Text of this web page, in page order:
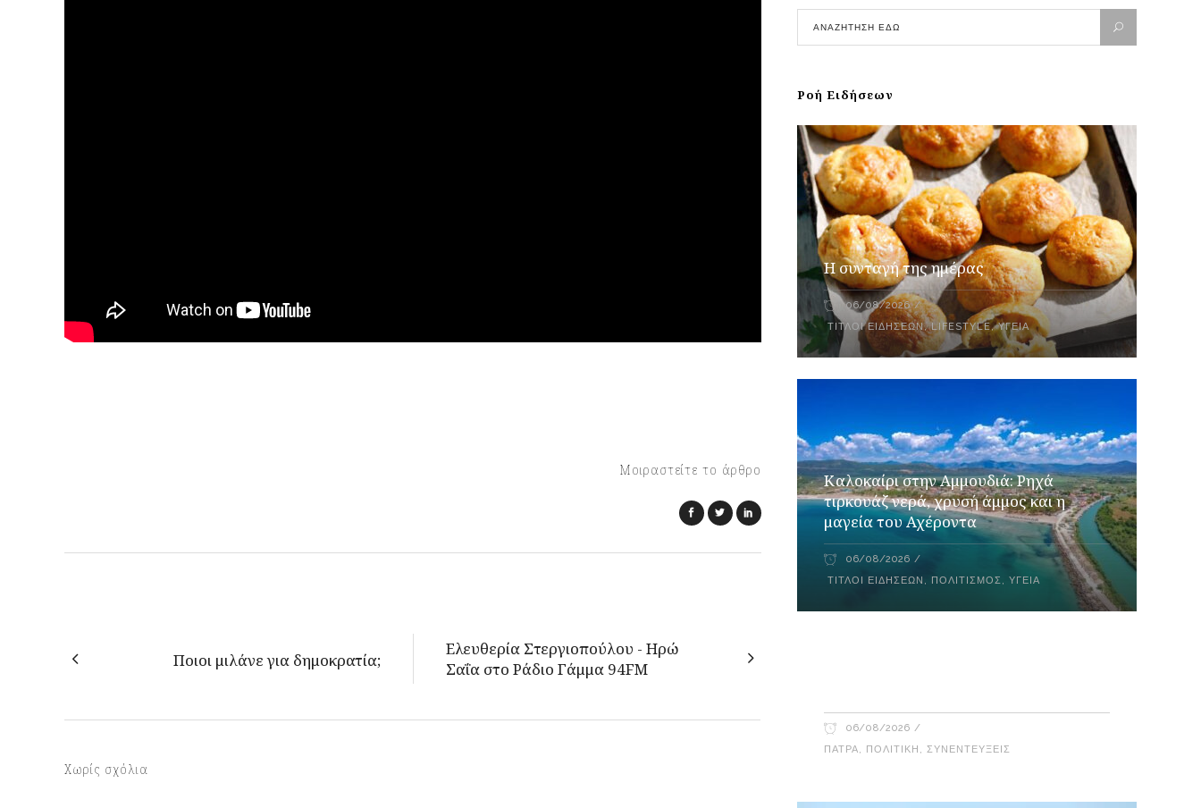
Μοιραστείτε το άρθρο
Ποιοι μιλάνε για δημοκρατία;
Ελευθερία Στεργιοπούλου - Ηρώ
Σαΐα στο Ράδιο Γάμμα 94FM
Χωρίς σχόλια
Ροή Ειδήσεων
Η συνταγή της ημέρας
06/08/2026
ΤΊΤΛΟΙ ΕΙΔΉΣΕΩΝ,LIFESTYLE,ΥΓΕΊΑ
Καλοκαίρι στην Αμμουδιά: Ρηχά
τιρκουάζ νερά, χρυσή άμμος και η
μαγεία του Αχέροντα
06/08/2026
ΤΊΤΛΟΙ ΕΙΔΉΣΕΩΝ , ΠΟΛΙΤΙΣΜΌΣ,ΥΓΕΊΑ
06/08/2026
ΠΆΤΡΑ, ΠΟΛΙΤΙΚΉ ,ΣΥΝΕΝΤΕΎΞΕΙΣ